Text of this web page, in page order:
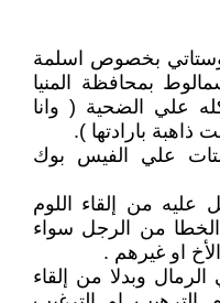
بخصوص اسلمة
بمحافظة المنيا
علي الضحية ( وانا
بارادتها ).
علي الفيس بوك
عليه من إلقاء اللوم
من الرجل سواء
او غيرهم .
وبدلا من إلقاء